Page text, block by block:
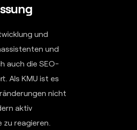
und
und
auch die SEO-
Als KMU ist es
nicht
aktiv
reagieren.